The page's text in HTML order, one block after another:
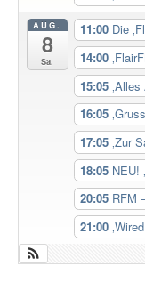
AUG.
8
Sa.
11:00 Die
14:00
15:05
16:05
17:05 ‚Zur
18:05 NEU!
20:05 RFM
21:00